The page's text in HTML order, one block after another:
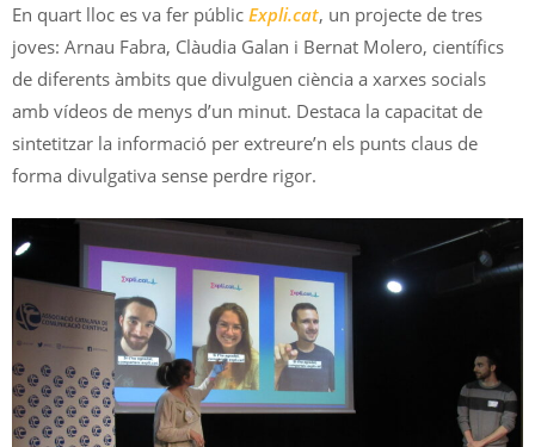
En quart lloc es va fer públic Expli.cat, un projecte de tres
joves: Arnau Fabra, Clàudia Galan i Bernat Molero, científics
de diferents àmbits que divulguen ciència a xarxes socials
amb vídeos de menys d’un minut. Destaca la capacitat de
sintetitzar la informació per extreure’n els punts claus de
forma divulgativa sense perdre rigor.